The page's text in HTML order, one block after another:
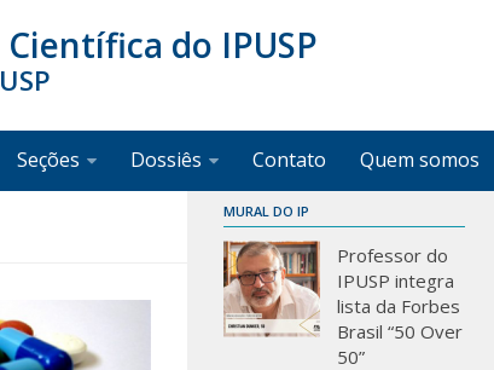
do IPUSP
Seções Dossiês Contato Quem somos
MURAL DO IP
Professor do
IPUSP integra
lista da Forbes
Brasil “50 Over
50”